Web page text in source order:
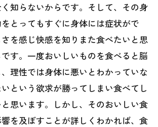
知らないからです。そして、その身
とってもすぐに身体には症状がで
を感じ快感を知りまた食べたいと思
す。一度おいしいものを食べると脳
理性では身体に悪いとわかっていな
という欲求が勝ってしまい食べてし
思います。しかし、そのおいしい食
を及ぼすことが詳しくわかれば、食